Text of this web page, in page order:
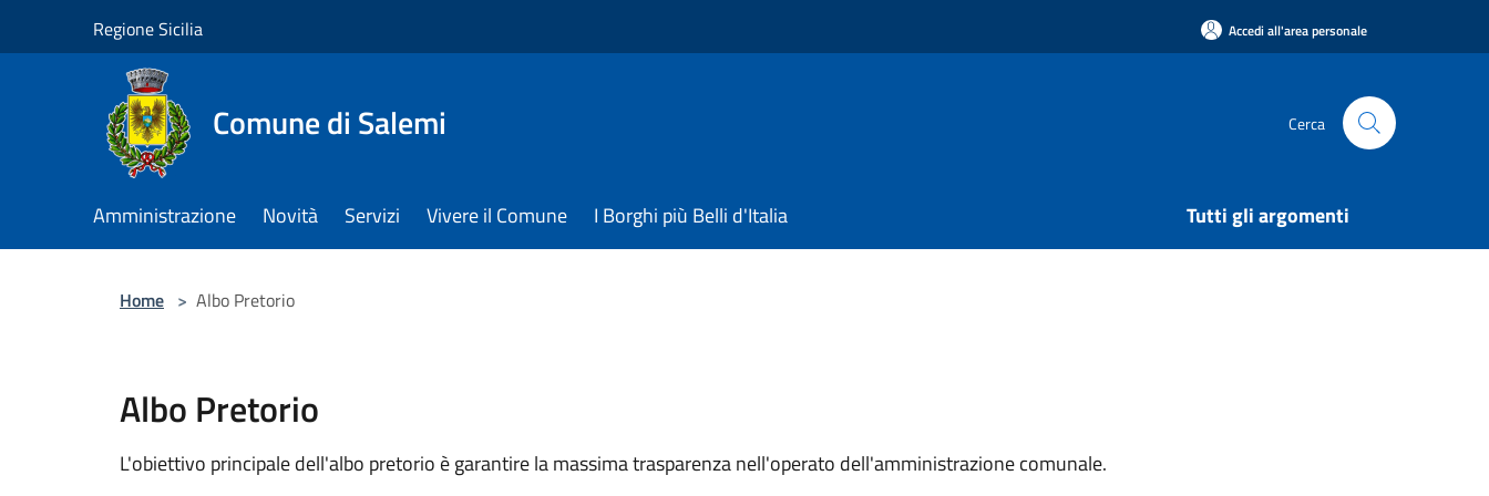
Regione Sicilia Accedi all'area personale
Comune di Salemi Cerca
Amministrazione Novità Servizi Vivere il Comune I Borghi più Belli d'Italia Tutti gli argomenti
Home > Albo Pretorio
Albo Pretorio
L'obiettivo principale dell'albo pretorio è garantire la massima trasparenza nell'operato dell'amministrazione comunale.